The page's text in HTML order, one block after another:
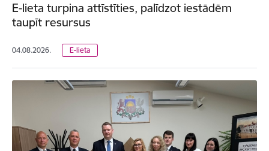
E-lieta turpina attīstīties, palīdzot iestādēm
taupīt resursus
04.08.2026. E-lieta